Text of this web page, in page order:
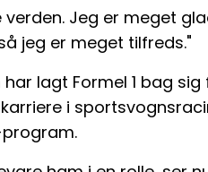
Jeg er meget
jeg er meget tilfreds."
lagt Formel 1 bag
i